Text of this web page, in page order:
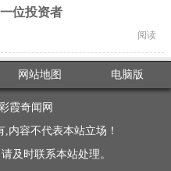
位投资者
阅读
网站地图 电脑版
彩霞奇闻网
内容不代表本站立场！
及时联系本站处理。